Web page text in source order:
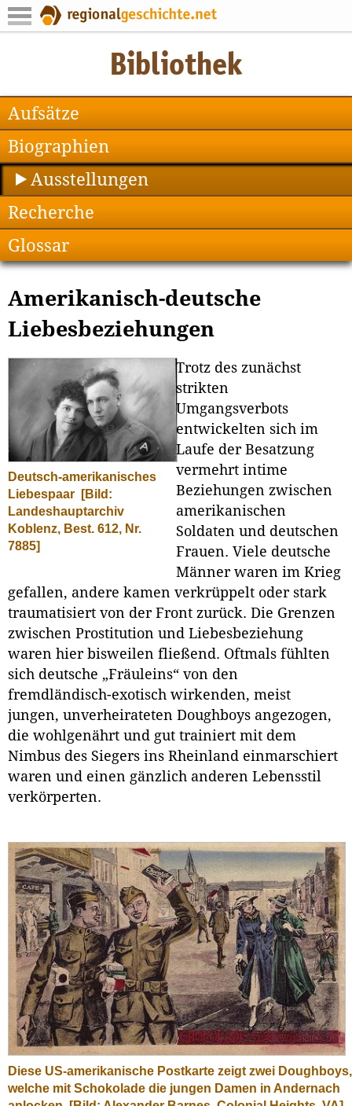
Aufsätze
Biographien
Ausstellungen
Recherche
Glossar
Amerikanisch-deutsche
Liebesbeziehungen
Deutsch-amerikanisches
Liebespaar
[Bild:
Landeshauptarchiv
Koblenz, Best. 612, Nr.
7885]
Trotz des zunächst
strikten
Umgangsverbots
entwickelten sich im
Laufe der Besatzung
vermehrt intime
Beziehungen zwischen
amerikanischen
Soldaten und deutschen
Frauen. Viele deutsche
Männer waren im Krieg
gefallen, andere kamen verkrüppelt oder stark
traumatisiert von der Front zurück. Die Grenzen
zwischen Prostitution und Liebesbeziehung
waren hier bisweilen fließend. Oftmals fühlten
sich deutsche „Fräuleins“ von den
fremdländisch-exotisch wirkenden, meist
jungen, unverheirateten Doughboys angezogen,
die wohlgenährt und gut trainiert mit dem
Nimbus des Siegers ins Rheinland einmarschiert
waren und einen gänzlich anderen Lebensstil
verkörperten.
Diese US-amerikanische Postkarte zeigt zwei Doughboys,
welche mit Schokolade die jungen Damen in Andernach